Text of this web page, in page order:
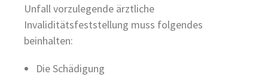
Unfall vorzulegende ärztliche
Invaliditätsfeststellung muss folgendes
beinhalten:
Die Schädigung